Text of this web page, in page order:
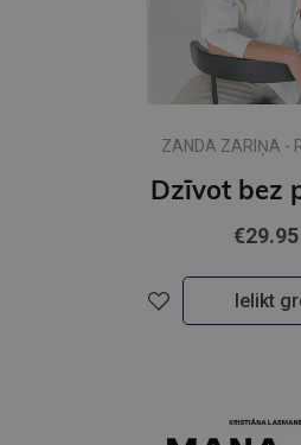
ZANDA ZARIŅA -
Dzīvot bez
€29.95
Ielikt